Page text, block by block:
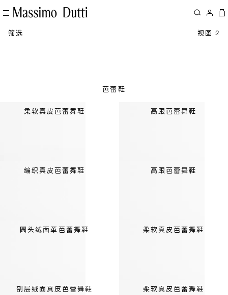
筛选 视图 2
芭蕾鞋
柔软真皮芭蕾舞鞋 高跟芭蕾舞鞋
编织真皮芭蕾舞鞋 高跟芭蕾舞鞋
圆头绒面革芭蕾舞鞋 柔软真皮芭蕾舞鞋
剖层绒面真皮芭蕾舞鞋 柔软真皮芭蕾舞鞋